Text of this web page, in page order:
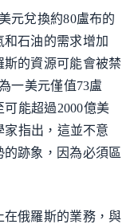
元兌換約80盧布的
石油的需求增加
的資源可能會被禁
一美元僅值73盧
能超過2000億美
家指出，這並不意
跡象，因為必須區
俄羅斯的業務，與